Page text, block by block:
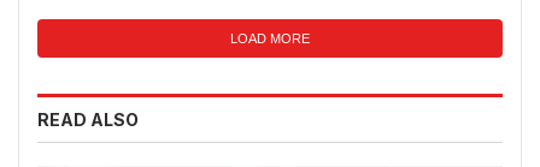
LOAD MORE
READ ALSO